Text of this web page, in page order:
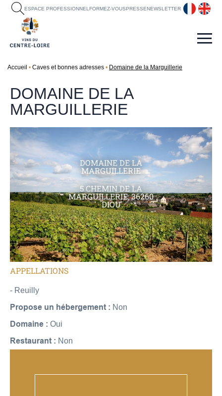
ESPACE PROFESSIONNEL FORMEZ-VOUSPRESSENEWSLETTER fr en
Accueil Caves et bonnes adresses Domaine de la Marguillerie
DOMAINE DE LA
MARGUILLERIE
DOMAINE DE LA
MARGUILLERIE
5 CHEMIN DE LA
MARGUILLERIE, 36260
DIOU
APPELLATIONS
- Reuilly
Propose un hébergement : Non
Domaine : Oui
Restaurant : Non